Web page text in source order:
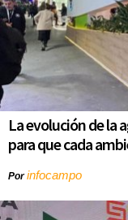
La evolución de la
para que cada
Porinfocampo